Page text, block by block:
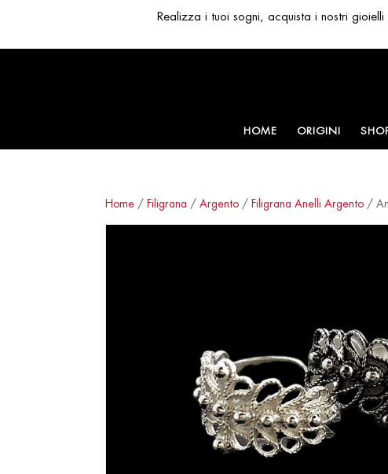
HOME ORIGINI
Home /Filigrana /Argento /Filigrana Anelli Argento /
Realizza i tuoi sogni, acquista i nostri